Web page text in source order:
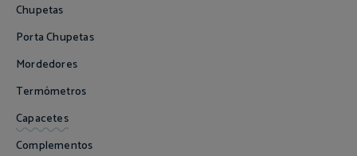
Chupetas
Porta Chupetas
Mordedores
Termómetros
Capacetes
Complementos